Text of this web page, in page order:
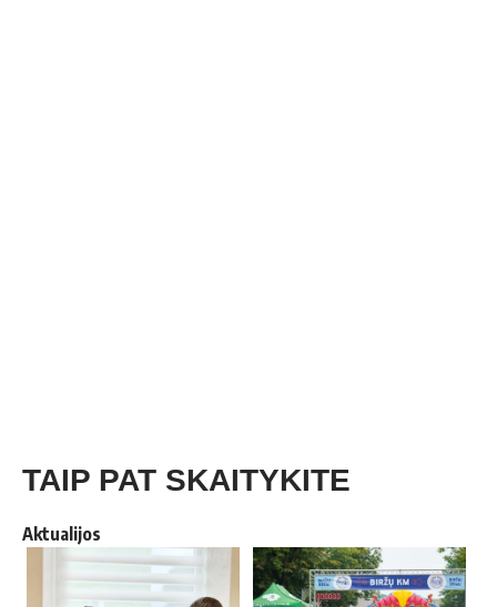
TAIP PAT SKAITYKITE
Aktualijos